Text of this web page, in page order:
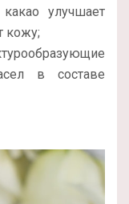
улучшает
кожу;
в составе